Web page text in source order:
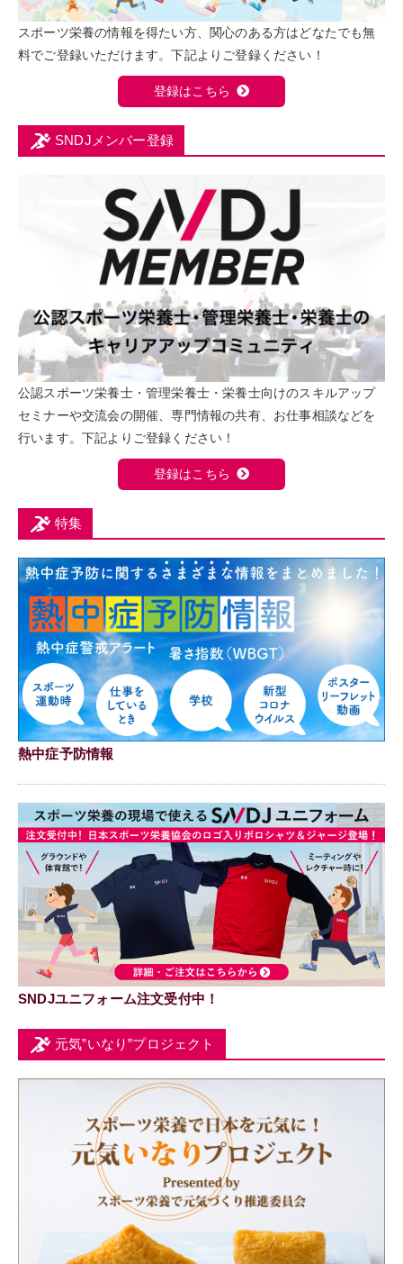
スポーツ栄養の情報を得たい方、関心のある方はどなたでも無
料でご登録いただけます。下記よりご登録ください！
登録はこちら
SNDJメンバー登録
公認スポーツ栄養士・管理栄養士・栄養士向けのスキルアップ
セミナーや交流会の開催、専門情報の共有、お仕事相談などを
行います。下記よりご登録ください！
登録はこちら
特集
熱中症予防情報
SNDJユニフォーム注文受付中！
元気”いなり”プロジェクト